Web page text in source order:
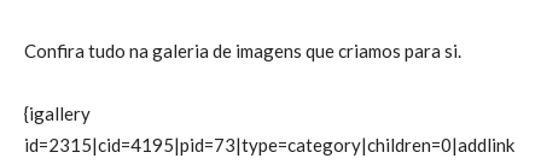
Confira tudo na galeria de imagens que criamos para si.
{igallery
id=2315|cid=4195|pid=73|type=category|children=0|addlink